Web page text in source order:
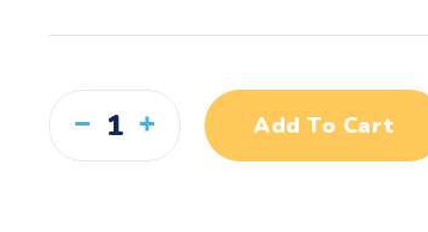
Add To Cart